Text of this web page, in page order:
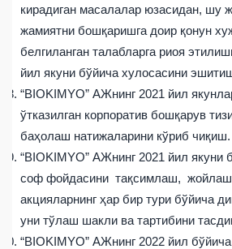
кирадиган масалалар юзасидан, шу
жамиятни бошқаришга доир қонун
белгиланган талабларга риоя
йил якуни бўйича хулосасини
“BIOKIMYO” АЖнинг 2021 йил
ўтказилган корпоратив бошқарув
баҳолаш натижаларини кўриб чиқиш.
“BIOKIMYO” АЖнинг 2021 йил якуни
соф фойдасини тақсимлаш,
акцияларнинг ҳар бир тури бўйича
уни тўлаш шакли ва тартибини
“BIOKIMYO” АЖнинг 2022 йил